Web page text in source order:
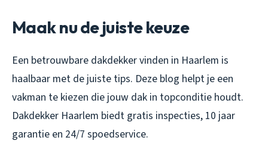
Maak nu de juiste keuze
Een betrouwbare dakdekker vinden in Haarlem is
haalbaar met de juiste tips. Deze blog helpt je een
vakman te kiezen die jouw dak in topconditie houdt.
Dakdekker Haarlem biedt gratis inspecties, 10 jaar
garantie en 24/7 spoedservice.